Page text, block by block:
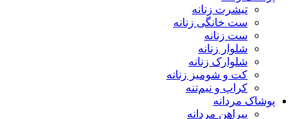
تیشرت زنانه
ست خانگی زنانه
ست زنانه
شلوار زنانه
شلوارک زنانه
کت و شومیز زنانه
کراپ و نیم‌تنه
پوشاک مردانه
پیراهن مردانه